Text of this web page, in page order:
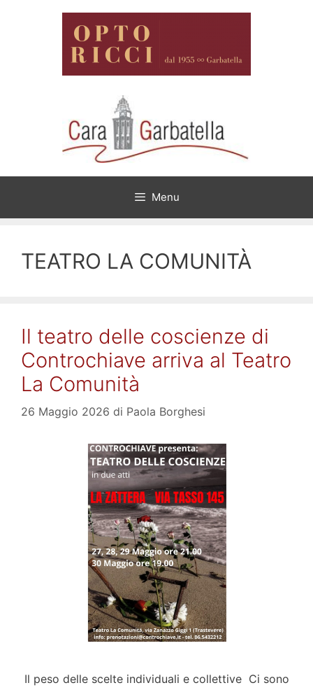
Menu
TEATRO LA COMUNITÀ
Il teatro delle coscienze di
Controchiave arriva al Teatro
La Comunità
26 Maggio 2026 di Paola Borghesi
Il peso delle scelte individuali e collettive Ci sono